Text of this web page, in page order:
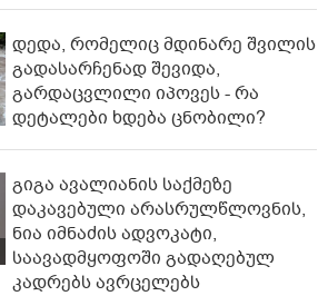
დედა, რომელიც მდინარე შვილის
გადასარჩენად შევიდა,
გარდაცვლილი იპოვეს - რა
დეტალები ხდება ცნობილი?
გიგა ავალიანის საქმეზე
დაკავებული არასრულწლოვნის,
ნია იმნაძის ადვოკატი,
საავადმყოფოში გადაღებულ
კადრებს ავრცელებს